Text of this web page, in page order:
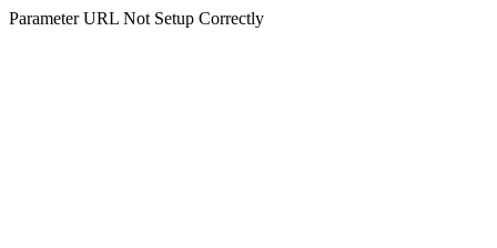
Parameter URL Not Setup Correctly